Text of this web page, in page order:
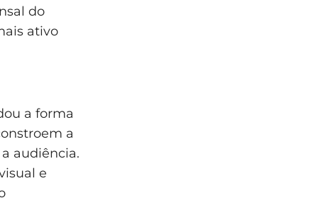
do
ativo
a forma
a
audiência.
e